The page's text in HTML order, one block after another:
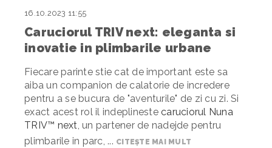
Caruciorul TRIV next: eleganta si
inovatie in plimbarile urbane
16.10.2023 11:55
Fiecare parinte stie cat de important este sa
aiba un companion de calatorie de incredere
pentru a se bucura de "aventurile" de zi cu zi. Si
exact acest rol il indeplineste caruciorul Nuna
TRIV™ next, un partener de nadejde pentru
plimbarile in parc, ... CITEȘTE MAI MULT